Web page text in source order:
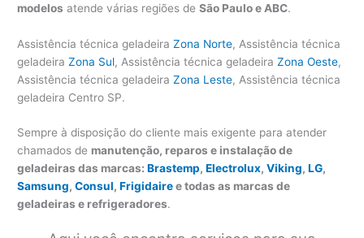
modelos atende várias regiões deSão Paulo e ABC.
Assistência técnica geladeiraZona Norte, Assistência técnica
geladeiraZona Sul, Assistência técnica geladeiraZona Oeste,
Assistência técnica geladeiraZona Leste, Assistência técnica
geladeira Centro SP.
Sempre à disposição do cliente mais exigente para atender
chamados de manutenção, reparos e instalação de
geladeiras das marcas:Brastemp,Electrolux,Viking,LG,
Samsung,Consul,Frigidairee todas as marcas de
geladeiras e refrigeradores.